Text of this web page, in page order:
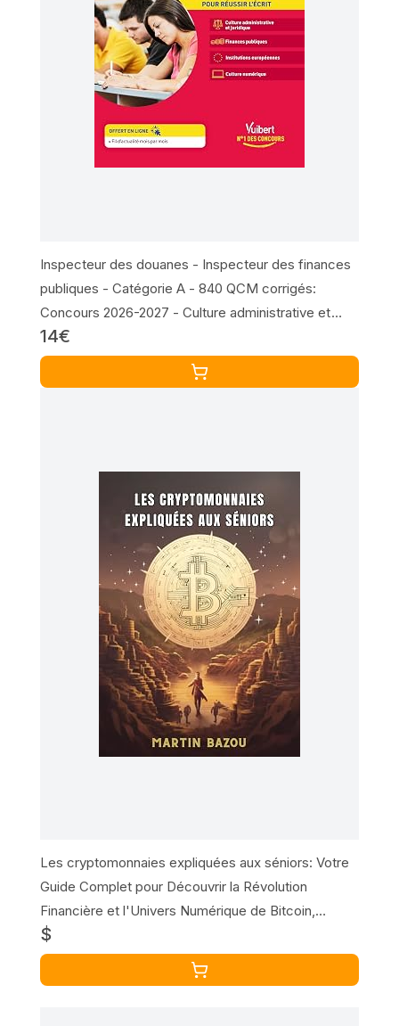
Inspecteur des douanes - Inspecteur des finances
publiques - Catégorie A - 840 QCM corrigés:
Concours 2026-2027 - Culture administrative et
juridique ... Institutions européennes - Culture
numérique
14€
Les cryptomonnaies expliquées aux séniors: Votre
Guide Complet pour Découvrir la Révolution
Financière et l'Univers Numérique de Bitcoin,
Ethereum et autres Cryptomonnaies
$